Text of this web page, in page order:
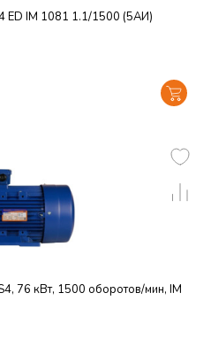
ED IM 1081 1.1/1500 (5АИ)
76 кВт, 1500 оборотов/мин, IM